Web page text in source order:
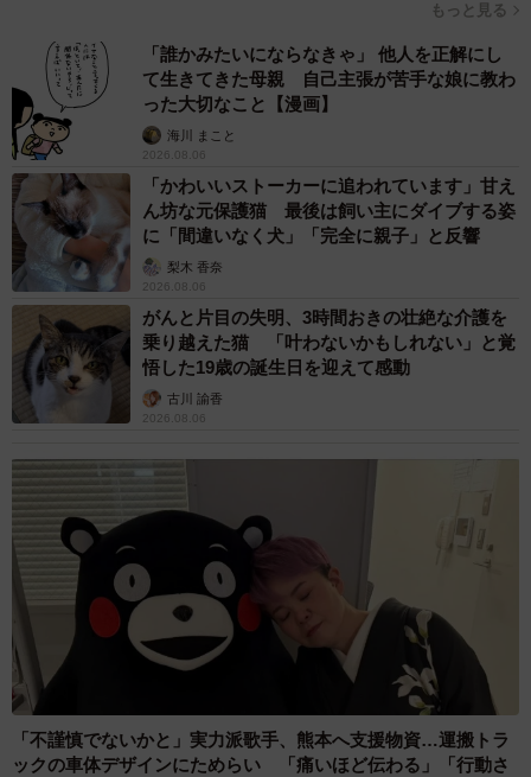
仲良し家族に報告したら盛り上がったそうです（提供：礼さん）
──ご家族はどんな反応でしたか？
我が家は家族の仲がよくて、今回のツイートをＬＩＮＥ
で送ったら了解のスタンプとともに「すげぇw」「やべぇ
ww」と妹３人と弟１人が騒いでいました。いちご農家をし
ているのは父ですが、まだ父とは直接この話をしていなく
て妹から父に伝わっていると教えてもらいました。父が喜
んでくれていたらいいなと思っています。近いうちにドヤ
顔で実家に帰る予定です（笑）
もっと見る
「誰かみたいにならなきゃ」 他人を正解にし
て生きてきた母親 自己主張が苦手な娘に教わ
った大切なこと【漫画】
海川 まこと
2026.08.06
「かわいいストーカーに追われています」甘え
ん坊な元保護猫 最後は飼い主にダイブする姿
に「間違いなく犬」「完全に親子」と反響
梨木 香奈
2026.08.06
がんと片目の失明、3時間おきの壮絶な介護を
乗り越えた猫 「叶わないかもしれない」と覚
悟した19歳の誕生日を迎えて感動
古川 諭香
2026.08.06
「不謹慎でないかと」実力派歌手、熊本へ支援物資…運搬トラ
ックの車体デザインにためらい 「痛いほど伝わる」「行動さ